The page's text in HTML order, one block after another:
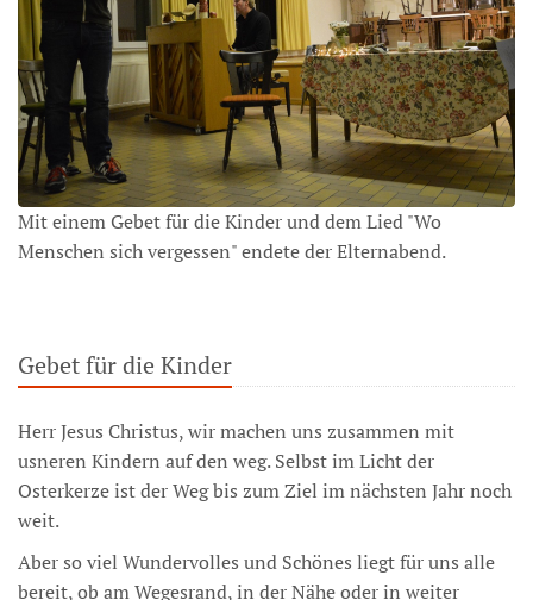
Mit einem Gebet für die Kinder und dem Lied "Wo
Menschen sich vergessen" endete der Elternabend.
Gebet für die Kinder
Herr Jesus Christus, wir machen uns zusammen mit
usneren Kindern auf den weg. Selbst im Licht der
Osterkerze ist der Weg bis zum Ziel im nächsten Jahr noch
weit.
Aber so viel Wundervolles und Schönes liegt für uns alle
bereit, ob am Wegesrand, in der Nähe oder in weiter